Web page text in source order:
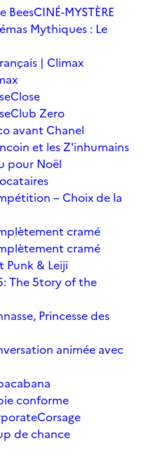
BeesCINÉ-MYSTÈRE
Mythiques : Le
| Climax
Close
Club Zero
avant Chanel
et les Z'inhumains
pour Noël
– Choix de la
cramé
cramé
Punk & Leiji
The 5tory of the
Princesse des
animée avec
conforme
Corsage
de chance